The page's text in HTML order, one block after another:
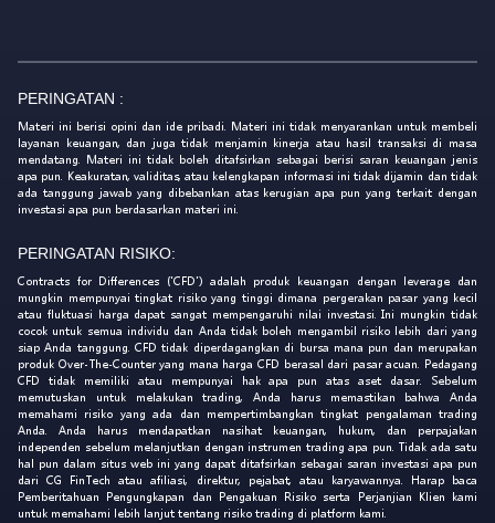
PERINGATAN :
Materi ini berisi opini dan ide pribadi. Materi ini tidak menyarankan untuk membeli
layanan keuangan, dan juga tidak menjamin kinerja atau hasil transaksi di masa
mendatang. Materi ini tidak boleh ditafsirkan sebagai berisi saran keuangan jenis
apa pun. Keakuratan, validitas, atau kelengkapan informasi ini tidak dijamin dan tidak
ada tanggung jawab yang dibebankan atas kerugian apa pun yang terkait dengan
investasi apa pun berdasarkan materi ini.
PERINGATAN RISIKO:
Contracts for Differences ('CFD') adalah produk keuangan dengan leverage dan
mungkin mempunyai tingkat risiko yang tinggi dimana pergerakan pasar yang kecil
atau fluktuasi harga dapat sangat mempengaruhi nilai investasi. Ini mungkin tidak
cocok untuk semua individu dan Anda tidak boleh mengambil risiko lebih dari yang
siap Anda tanggung. CFD tidak diperdagangkan di bursa mana pun dan merupakan
produk Over-The-Counter yang mana harga CFD berasal dari pasar acuan. Pedagang
CFD tidak memiliki atau mempunyai hak apa pun atas aset dasar. Sebelum
memutuskan untuk melakukan trading, Anda harus memastikan bahwa Anda
memahami risiko yang ada dan mempertimbangkan tingkat pengalaman trading
Anda. Anda harus mendapatkan nasihat keuangan, hukum, dan perpajakan
independen sebelum melanjutkan dengan instrumen trading apa pun. Tidak ada satu
hal pun dalam situs web ini yang dapat ditafsirkan sebagai saran investasi apa pun
dari CG FinTech atau afiliasi, direktur, pejabat, atau karyawannya. Harap baca
Pemberitahuan Pengungkapan dan Pengakuan Risiko serta Perjanjian Klien kami
untuk memahami lebih lanjut tentang risiko trading di platform kami.